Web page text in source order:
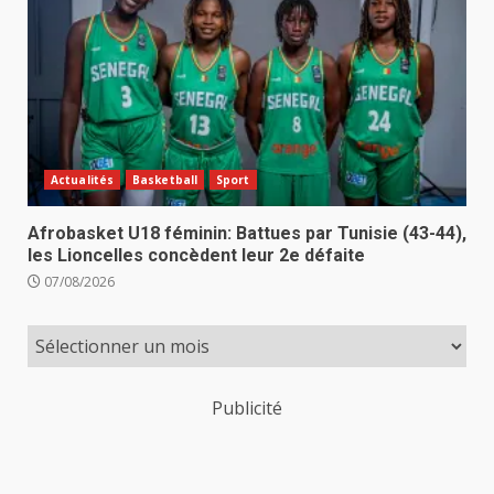
Actualités Basketball Sport
Afrobasket U18 féminin: Battues par Tunisie (43-44),
les Lioncelles concèdent leur 2e défaite
07/08/2026
Publicité